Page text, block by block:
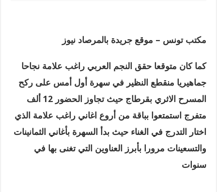
مكتب تونس – موقع جريدة بالمرصاد نيوز
كما كان متوقعا حقق النجم العربي راغب علامة نجاحا
جماهيريا منقطع النظير في سهرة أول أمس على ركح
المسرح الاثري بقرطاج حيث تجاوز الحضور 12 ألف
متفرج استمتعوا بباقة من أروع اغاني راغب علامة الذي
اختار التدرج في الغناء حيث بدأ السهرة بأغاني الثمانينات
والتسعينات مرورا بأبرز العناوين التي تغنى بها في
سنوات